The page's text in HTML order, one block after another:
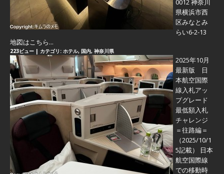
0012 神奈川
県横浜市西
区みなとみ
らい6-2-13
地図はこちら...
223ビュー | カテゴリ: ホテル, 国内, 神奈川県
2025年10月
最新版 日
本航空国際
線入札アッ
プグレード
最低額入札
チャレンジ
＝往路編＝
（2025/10/1
5記載） 日本
航空国際線
での移動時